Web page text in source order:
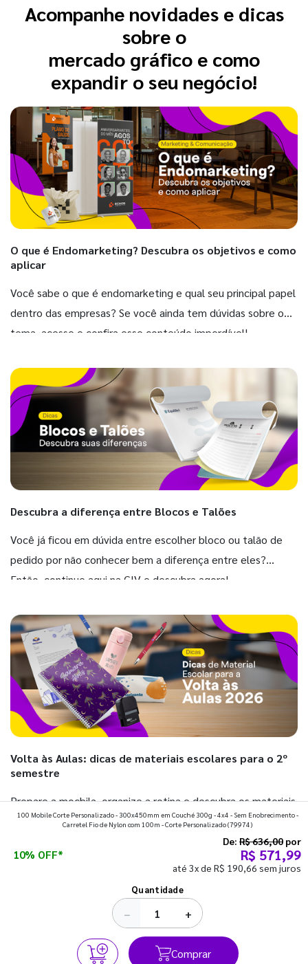
Acompanhe novidades e dicas
sobre o
mercado gráfico e como
expandir o seu negócio!
O que é Endomarketing? Descubra os objetivos e como
aplicar
Você sabe o que é endomarketing e qual seu principal papel
dentro das empresas? Se você ainda tem dúvidas sobre o
tema, acesse e confira esse conteúdo imperdível!
Descubra a diferença entre Blocos e Talões
Você já ficou em dúvida entre escolher bloco ou talão de
pedido por não conhecer bem a diferença entre eles?
Então, continue aqui na GIV e descubra agora!
Volta às Aulas: dicas de materiais escolares para o 2º
semestre
Prepare a mochila, organize a rotina e descubra os materiais
que fazem toda diferença para começar o segundo
100 Mobile Corte Personalizado - 300x450mm em Couché 300g - 4x4 - Sem Enobrecimento -
Carretel Fio de Nylon com 100m - Corte Personalizado(79974)
10% OFF*
De: R$ 636,00 por
R$ 571,99
até 3x de R$ 190,66 sem juros
Quantidade
− +
Comprar